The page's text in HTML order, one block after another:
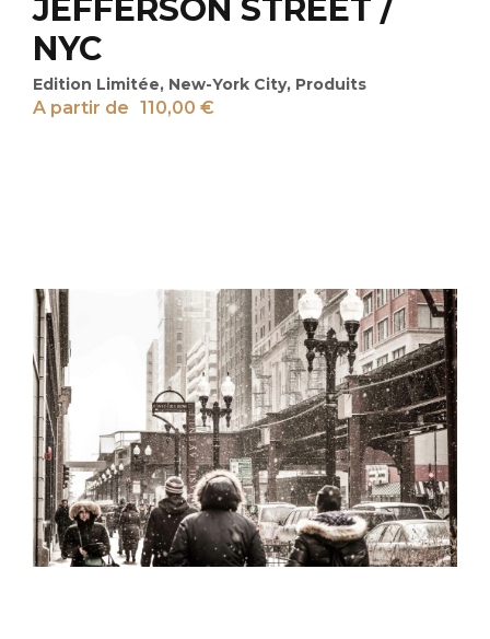
JEFFERSON STREET /
NYC
Edition Limitée, New-York City, Produits
A partir de 110,00 €